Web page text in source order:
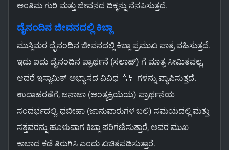
ಅಂತಿಮ ಗುರಿ ಮತ್ತು ಜೀವನದ ದಿಕ್ಕನ್ನು ನೆನಪಿಸುತ್ತದೆ.
ದೈನಂದಿನ ಜೀವನದಲ್ಲಿ ಕಿಬ್ಲಾ
ಮುಸ್ಲಿಮರ ದೈನಂದಿನ ಜೀವನದಲ್ಲಿ ಕಿಬ್ಲಾ ಪ್ರಮುಖ ಪಾತ್ರ ವಹಿಸುತ್ತದೆ.
ಇದು ಐದು ದೈನಂದಿನ ಪ್ರಾರ್ಥನೆ (ಸಲಾಹ್) ಗೆ ಮಾತ್ರ ಸೀಮಿತವಲ್ಲ,
ಆದರೆ ಇಸ್ಲಾಮಿಕ್ ಅಭ್ಯಾಸದ ವಿವಿಧ 측면ಗಳನ್ನು ವ್ಯಾಪಿಸುತ್ತದೆ.
ಉದಾಹರಣೆಗೆ, ಜನಾಜಾ (ಅಂತ್ಯಕ್ರಿಯೆಯ) ಪ್ರಾರ್ಥನೆಯ
ಸಂದರ್ಭದಲ್ಲಿ, ಧಬೀಹಾ (ಜಾನುವಾರುಗಳ ಬಲಿ) ಸಮಯದಲ್ಲಿ ಮತ್ತು
ಸತ್ತವರನ್ನು ಹೂಳುವಾಗ ಕಿಬ್ಲಾ ಪರಿಗಣಿಸುತ್ತಾರೆ, ಅವರ ಮುಖ
ಕಾಬಾದ ಕಡೆ ತಿರುಗಿಸಿ ಎಂದು ಖಚಿತಪಡಿಸುತ್ತಾರೆ.